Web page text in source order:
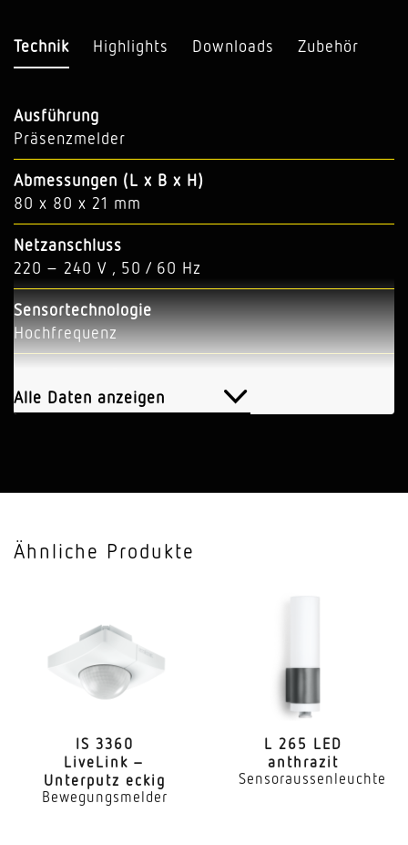
Technik Highlights Downloads Zubehör
Ausführung
Präsenzmelder
Abmessungen (L x B x H)
80 x 80 x 21 mm
Netzanschluss
220 – 240 V , 50 / 60 Hz
Sensortechnologie
Hochfrequenz
Innenbereich
Wand
HF-Technik
Mechanische Skalierbarkeit
Nein
Alle Daten anzeigen
Ähnliche Produkte
IS 3360
LiveLink –
Unterputz eckig
Bewegungsmelder
L 265 LED
anthrazit
Sensoraussenleuchte